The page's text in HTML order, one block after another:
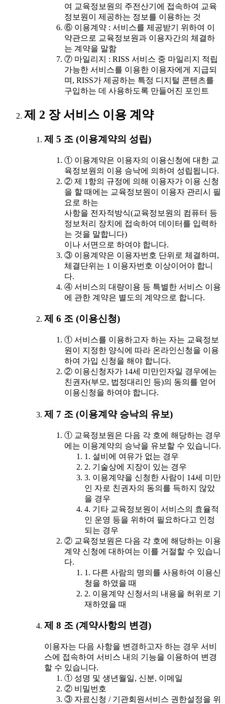
여 교육정보원의 주전산기에 접속하여 교육
정보원이 제공하는 정보를 이용하는 것
⑥ 이용계약 : 서비스를 제공받기 위하여 이
약관으로 교육정보원과 이용자간의 체결하
는 계약을 말함
⑦ 마일리지 : RISS 서비스 중 마일리지 적립
가능한 서비스를 이용한 이용자에게 지급되
며, RISS가 제공하는 특정 디지털 콘텐츠를
구입하는 데 사용하도록 만들어진 포인트
제 2 장 서비스 이용 계약
제 5 조 (이용계약의 성립)
① 이용계약은 이용자의 이용신청에 대한 교
육정보원의 이용 승낙에 의하여 성립됩니다.
② 제 1항의 규정에 의해 이용자가 이용 신청
을 할 때에는 교육정보원이 이용자 관리시 필
요로 하는
사항을 전자적방식(교육정보원의 컴퓨터 등
정보처리 장치에 접속하여 데이터를 입력하
는 것을 말합니다)
이나 서면으로 하여야 합니다.
③ 이용계약은 이용자번호 단위로 체결하며,
체결단위는 1 이용자번호 이상이어야 합니
다.
④ 서비스의 대량이용 등 특별한 서비스 이용
에 관한 계약은 별도의 계약으로 합니다.
제 6 조 (이용신청)
① 서비스를 이용하고자 하는 자는 교육정보
원이 지정한 양식에 따라 온라인신청을 이용
하여 가입 신청을 해야 합니다.
② 이용신청자가 14세 미만인자일 경우에는
친권자(부모, 법정대리인 등)의 동의를 얻어
이용신청을 하여야 합니다.
제 7 조 (이용계약 승낙의 유보)
① 교육정보원은 다음 각 호에 해당하는 경우
에는 이용계약의 승낙을 유보할 수 있습니다.
1. 설비에 여유가 없는 경우
2. 기술상에 지장이 있는 경우
3. 이용계약을 신청한 사람이 14세 미만
인 자로 친권자의 동의를 득하지 않았
을 경우
4. 기타 교육정보원이 서비스의 효율적
인 운영 등을 위하여 필요하다고 인정
되는 경우
② 교육정보원은 다음 각 호에 해당하는 이용
계약 신청에 대하여는 이를 거절할 수 있습니
다.
1. 다른 사람의 명의를 사용하여 이용신
청을 하였을 때
2. 이용계약 신청서의 내용을 허위로 기
재하였을 때
제 8 조 (계약사항의 변경)
이용자는 다음 사항을 변경하고자 하는 경우 서비
스에 접속하여 서비스 내의 기능을 이용하여 변경
할 수 있습니다.
① 성명 및 생년월일, 신분, 이메일
② 비밀번호
③ 자료신청 / 기관회원서비스 권한설정을 위